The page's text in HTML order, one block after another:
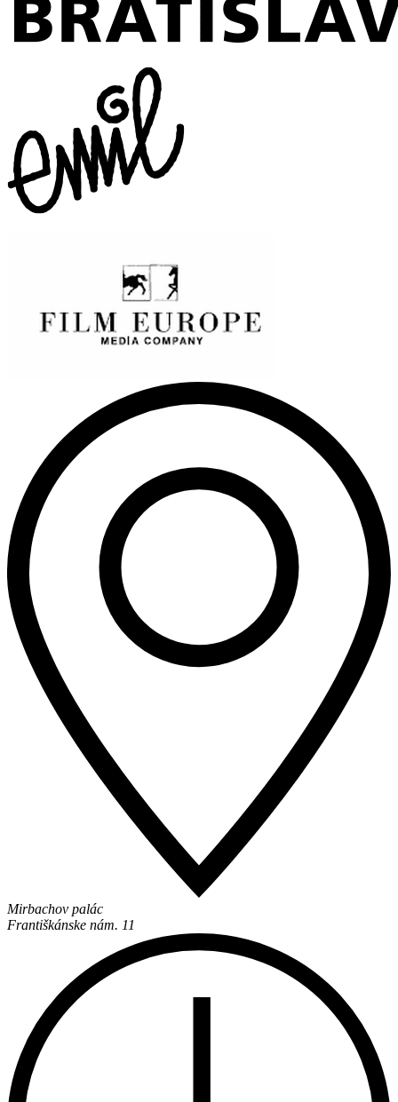
Mirbachov palác
Františkánske nám. 11